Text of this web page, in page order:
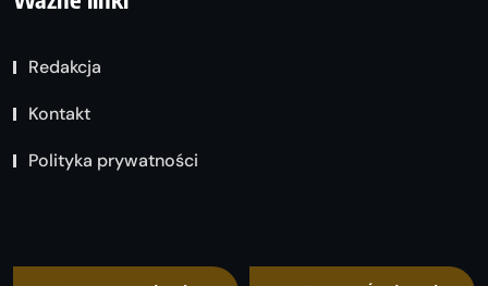
Redakcja
Kontakt
Polityka prywatności